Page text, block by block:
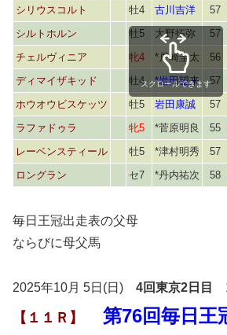
シリウスコルト
牡4 古川吉洋 57
シルトホルン
牡5 大野拓弥 57
チェルヴィニア
牝4 *戸崎圭太 56
ディマイザキッド
牡4 *岩田望来 57
ホウオウビスケッツ
牡5 岩田康誠 57
ラファドゥラ
牝5 *菅原明良 55
レーベンスティール
牡5 *津村明秀 57
ロングラン
セ7 *丹内祐次 58
スクロールできます
毎日王冠出走表の父母
ならびに母父馬
2025年10月 5日(日) 4回東京2日目
【１１Ｒ】 第76回毎日王